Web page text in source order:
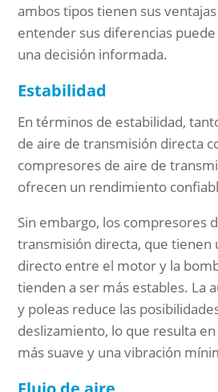
ambos tipos tienen sus
entender sus diferencias
una decisión informada.
Estabilidad
En términos de estabilidad,
de aire de transmisión directa
compresores de aire de
ofrecen un rendimiento
Sin embargo, los compresores
transmisión directa, que tienen
directo entre el motor y la
tienden a ser más estables. La
y poleas reduce las
deslizamiento, lo que resulta
más suave y una vibración